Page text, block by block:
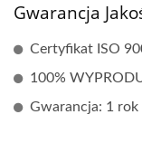
Gwarancja
Certyfikat ISO
100%
Gwarancja: 1 rok